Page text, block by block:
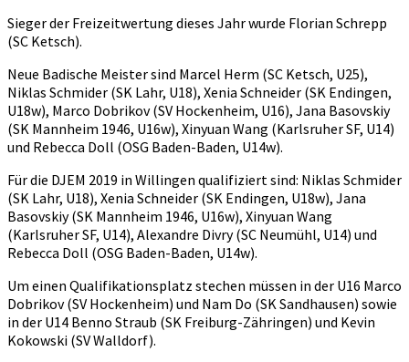
Sieger der Freizeitwertung dieses Jahr wurde Florian Schrepp
(SC Ketsch).
Neue Badische Meister sind Marcel Herm (SC Ketsch, U25),
Niklas Schmider (SK Lahr, U18), Xenia Schneider (SK Endingen,
U18w), Marco Dobrikov (SV Hockenheim, U16), Jana Basovskiy
(SK Mannheim 1946, U16w), Xinyuan Wang (Karlsruher SF, U14)
und Rebecca Doll (OSG Baden-Baden, U14w).
Für die DJEM 2019 in Willingen qualifiziert sind: Niklas Schmider
(SK Lahr, U18), Xenia Schneider (SK Endingen, U18w), Jana
Basovskiy (SK Mannheim 1946, U16w), Xinyuan Wang
(Karlsruher SF, U14), Alexandre Divry (SC Neumühl, U14) und
Rebecca Doll (OSG Baden-Baden, U14w).
Um einen Qualifikationsplatz stechen müssen in der U16 Marco
Dobrikov (SV Hockenheim) und Nam Do (SK Sandhausen) sowie
in der U14 Benno Straub (SK Freiburg-Zähringen) und Kevin
Kokowski (SV Walldorf).